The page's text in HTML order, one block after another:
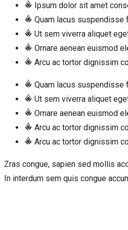
Ipsum dolor sit amet
Quam lacus suspendisse
Ut sem viverra aliquet
Ornare aenean euismod
Arcu ac tortor dignissim
Quam lacus suspendisse
Ut sem viverra aliquet
Ornare aenean euismod
Arcu ac tortor dignissim
Arcu ac tortor dignissim
Zras congue, sapien sed mollis
In interdum sem quis congue